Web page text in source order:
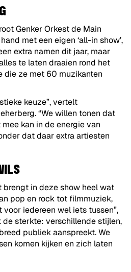
Genker Orkest de Main
met een eigen ‘all-in show’,
extra namen dit jaar, maar
te laten draaien rond het
die ze met 60 muzikanten
keuze”, vertelt
“We willen tonen dat
kan in de energie van
dat daar extra artiesten
brengt in deze show heel wat
pop en rock tot filmmuziek,
voor iedereen wel iets tussen”,
de sterkte: verschillende stijlen,
publiek aanspreekt. We
komen kijken en zich laten